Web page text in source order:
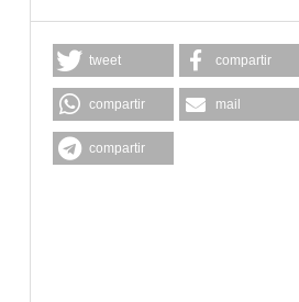
tweet compartir
compartir mail
compartir